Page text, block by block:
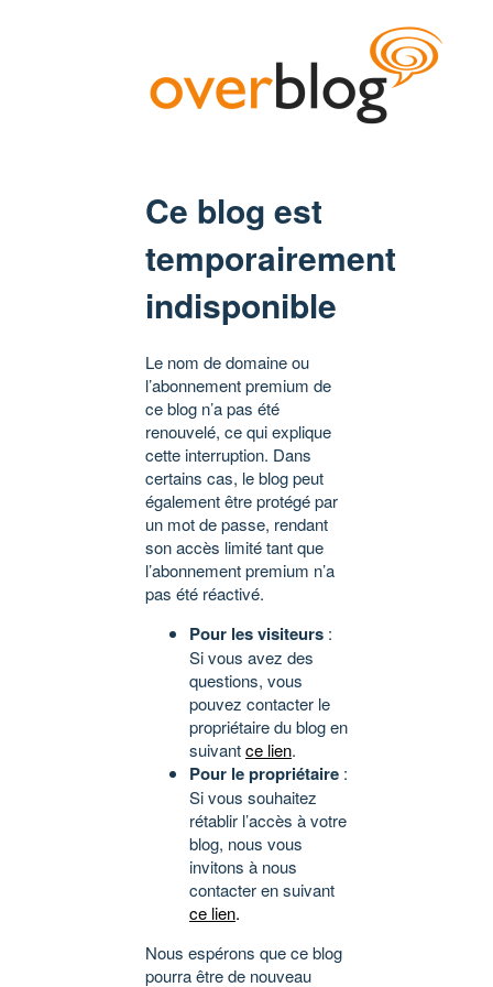
Ce blog est
temporairement
indisponible
Le nom de domaine ou
l’abonnement premium de
ce blog n’a pas été
renouvelé, ce qui explique
cette interruption. Dans
certains cas, le blog peut
également être protégé par
un mot de passe, rendant
son accès limité tant que
l’abonnement premium n’a
pas été réactivé.
Pour les visiteurs :
Si vous avez des
questions, vous
pouvez contacter le
propriétaire du blog en
suivantce lien.
Pour le propriétaire :
Si vous souhaitez
rétablir l’accès à votre
blog, nous vous
invitons à nous
contacter en suivant
ce lien.
Nous espérons que ce blog
pourra être de nouveau